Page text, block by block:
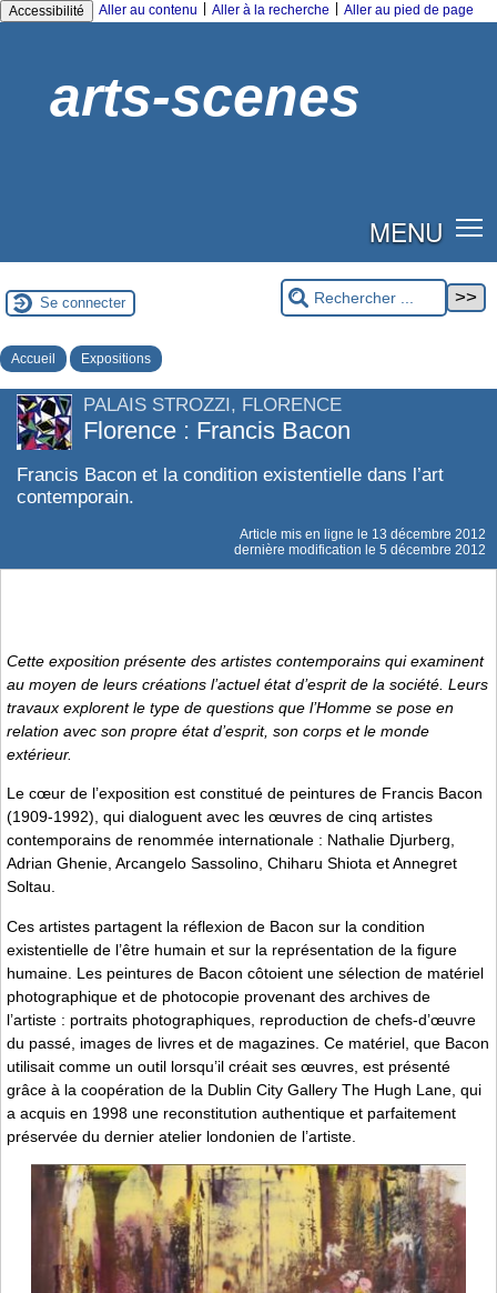
Accessibilité Aller au contenu Aller à la recherche Aller au pied de page
arts-scenes
MENU
Se connecter
Accueil Expositions
PALAIS STROZZI, FLORENCE
Florence : Francis Bacon
Francis Bacon et la condition existentielle dans l’art
contemporain.
Article mis en ligne le 13 décembre 2012
dernière modification le 5 décembre 2012
Cette exposition présente des artistes contemporains qui examinent
au moyen de leurs créations l’actuel état d’esprit de la société. Leurs
travaux explorent le type de questions que l’Homme se pose en
relation avec son propre état d’esprit, son corps et le monde
extérieur.
Le cœur de l’exposition est constitué de peintures de Francis Bacon
(1909-1992), qui dialoguent avec les œuvres de cinq artistes
contemporains de renommée internationale : Nathalie Djurberg,
Adrian Ghenie, Arcangelo Sassolino, Chiharu Shiota et Annegret
Soltau.
Ces artistes partagent la réflexion de Bacon sur la condition
existentielle de l’être humain et sur la représentation de la figure
humaine. Les peintures de Bacon côtoient une sélection de matériel
photographique et de photocopie provenant des archives de
l’artiste : portraits photographiques, reproduction de chefs-d’œuvre
du passé, images de livres et de magazines. Ce matériel, que Bacon
utilisait comme un outil lorsqu’il créait ses œuvres, est présenté
grâce à la coopération de la Dublin City Gallery The Hugh Lane, qui
a acquis en 1998 une reconstitution authentique et parfaitement
préservée du dernier atelier londonien de l’artiste.